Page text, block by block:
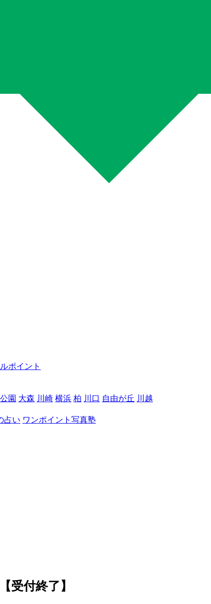
ポイント
園 大森 川崎 横浜 柏 川口 自由が丘 川越
占い ワンポイント写真塾
受付終了】